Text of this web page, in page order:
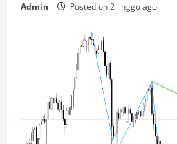
Admin Posted on 2 linggo ago